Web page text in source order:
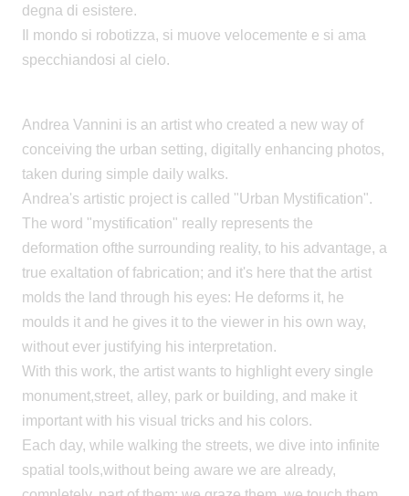
degna di esistere.
Il mondo si robotizza, si muove velocemente e si ama
specchiandosi al cielo.
Andrea Vannini is an artist who created a new way of
conceiving the urban setting, digitally enhancing photos,
taken during simple daily walks.
Andrea's artistic project is called "Urban Mystification".
The word "mystification" really represents the
deformation ofthe surrounding reality, to his advantage, a
true exaltation of fabrication; and it's here that the artist
molds the land through his eyes: He deforms it, he
moulds it and he gives it to the viewer in his own way,
without ever justifying his interpretation.
With this work, the artist wants to highlight every single
monument,street, alley, park or building, and make it
important with his visual tricks and his colors.
Each day, while walking the streets, we dive into infinite
spatial tools,without being aware we are already,